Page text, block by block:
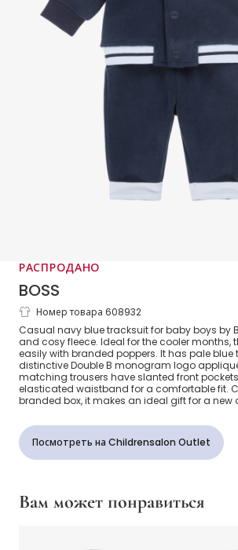
РАСПРОДАНО
BOSS
Baby Boys Navy Blue Fleece
Номер товара 608932
Casual navy blue tracksuit for baby boys by
and cosy fleece. Ideal for the cooler months,
easily with branded poppers. It has pale blue
distinctive Double B monogram logo
matching trousers have slanted front
elasticated waistband for a comfortable fit.
branded box, it makes an ideal gift for a new
Посмотреть на Childrensalon Outlet
Вам может понравиться